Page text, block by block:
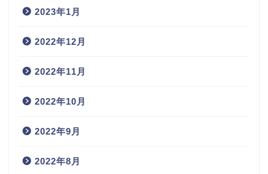
2023年1月
2022年12月
2022年11月
2022年10月
2022年9月
2022年8月